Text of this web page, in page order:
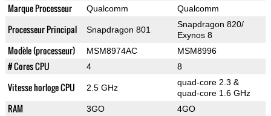
Marque Processeur Qualcomm Qualcomm
Processeur Principal Snapdragon 801
Snapdragon 820/
Exynos 8
Modèle (processeur) MSM8974AC MSM8996
# Cores CPU 4 8
Vitesse horloge CPU 2.5 GHz
quad-core 2.3 &
quad-core 1.6 GHz
RAM 3GO 4GO